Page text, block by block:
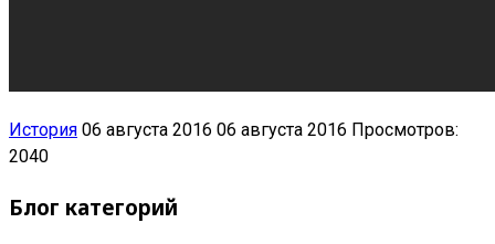
История 06 августа 2016 06 августа 2016 Просмотров:
2040
Блог категорий